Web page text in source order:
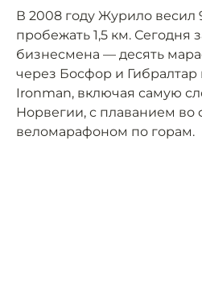
В 2008 году Журило весил
пробежать 1,5 км. Сегодня
бизнесмена — десять
через Босфор и Гибралтар
Ironman, включая самую
Норвегии, с плаванием во
веломарафоном по горам.